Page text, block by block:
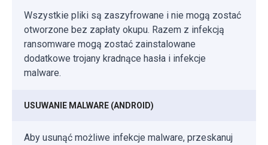
Wszystkie pliki są zaszyfrowane i nie mogą zostać
otworzone bez zapłaty okupu. Razem z infekcją
ransomware mogą zostać zainstalowane
dodatkowe trojany kradnące hasła i infekcje
malware.
USUWANIE MALWARE (ANDROID)
Aby usunąć możliwe infekcje malware, przeskanuj